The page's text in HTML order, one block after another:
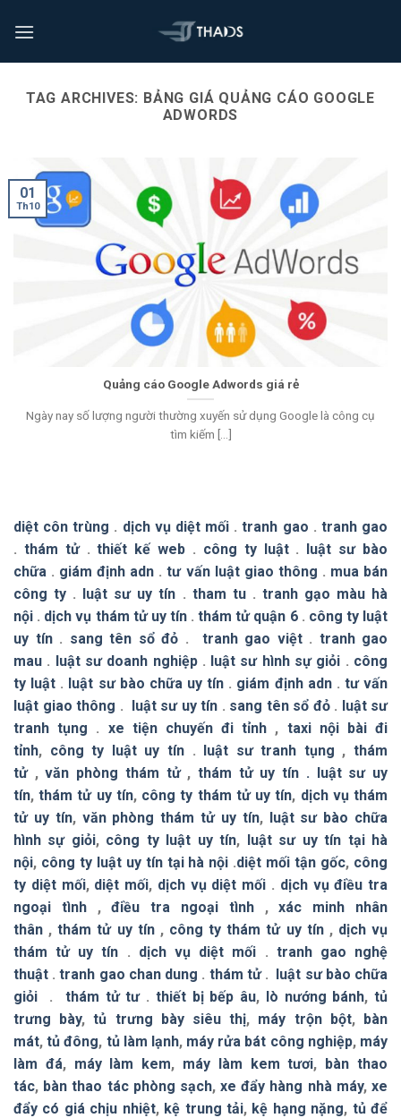
TAG ARCHIVES: BẢNG GIÁ QUẢNG CÁO GOOGLE
ADWORDS
Quảng cáo Google Adwords giá rẻ
Ngày nay số lượng người thường xuyến sử dụng Google là công cụ
tìm kiếm [...]
01
Th10
diệt côn trùng . dịch vụ diệt mối .tranh gao . tranh gao
. thám tử.thiết kế web . công ty luật. luật sư bào
chữa . giám định adn .tư vấn luật giao thông . mua bán
công ty . luật sư uy tín . tham tu. tranh gạo màu hà
nội . dịch vụ thám tử uy tín.thám tử quận 6. công ty luật
uy tín. sang tên sổ đỏ . tranh gao việt. tranh gao
mau . luật sư doanh nghiệp. luật sư hình sự giỏi . công
ty luật . luật sư bào chữa uy tín . giám định adn. tư vấn
luật giao thông . luật sư uy tín . sang tên sổ đỏ. luật sư
tranh tụng . xe tiện chuyến đi tỉnh , taxi nội bài đi
tỉnh, công ty luật uy tín. luật sư tranh tụng ,thám
tử,văn phòng thám tử,thám tử uy tín . luật sư uy
tín,thám tử uy tín, công ty thám tử uy tín, dịch vụ thám
tử uy tín, văn phòng thám tử uy tín, luật sư bào chữa
hình sự giỏi, công ty luật uy tín, luật sư uy tín tại hà
nội, công ty luật uy tín tại hà nội .diệt mối tận gốc, công
ty diệt mối, diệt mối, dịch vụ diệt mối . dịch vụ điều tra
ngoại tình,điều tra ngoại tình,xác minh nhân
thân ,thám tử uy tín, công ty thám tử uy tín, dịch vụ
thám tử uy tín . dịch vụ diệt mối . tranh gao nghệ
thuật .tranh gao chan dung . thám tử. luật sư bào chữa
giỏi . thám tử tư. thiết bị bếp âu, lò nướng bánh,tủ
trưng bày,tủ trưng bày siêu thị, máy trộn bột, bàn
mát,tủ đông, tủ làm lạnh, máy rửa bát công nghiệp, máy
làm đá, máy làm kem, máy làm kem tươi, bàn thao
tác, bàn thao tác phòng sạch,xe đẩy hàng nhà máy,xe
đẩy có giá chịu nhiệt, kệ trung tải, kệ hạng nặng, tủ để